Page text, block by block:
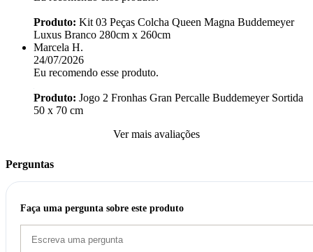
Produto: Kit 03 Peças Colcha Queen Magna Buddemeyer
Luxus Branco 280cm x 260cm
Marcela H.
24/07/2026
Eu recomendo esse produto.
Produto: Jogo 2 Fronhas Gran Percalle Buddemeyer Sortida
50 x 70 cm
Ver mais avaliações
Perguntas
Faça uma pergunta sobre este produto